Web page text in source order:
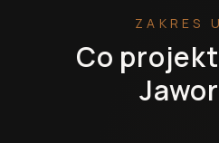
ZAKRES
Co